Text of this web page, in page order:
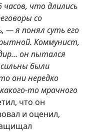
что длились
со
— я понял суть его
Коммунист,
он пытался
были
они нередко
то мрачного
что он
и оценил,